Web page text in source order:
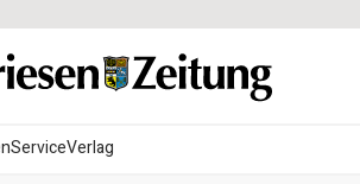
ServiceVerlag